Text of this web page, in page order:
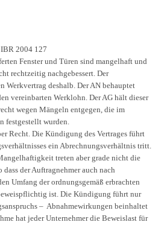
2004 127
Fenster und Türen sind mangelhaft und
rechtzeitig nachgebessert. Der
Werkvertrag deshalb. Der AN behauptet
vereinbarten Werklohn. Der AG hält dieser
wegen Mängeln entgegen, die im
festgestellt wurden.
Recht. Die Kündigung des Vertrages führt
ein Abrechnungsverhältnis tritt.
treten aber grade nicht die
der Auftragnehmer auch nach
Umfang der ordnungsgemäß erbrachten
ist. Die Kündigung führt nur
– Abnahmewirkungen beinhaltet
hat jeder Unternehmer die Beweislast für